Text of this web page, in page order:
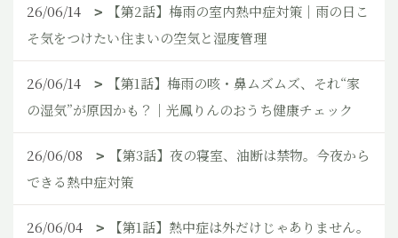
26/06/14
【第2話】梅雨の室内熱中症対策｜雨の日こ
そ気をつけたい住まいの空気と湿度管理
26/06/14
【第1話】梅雨の咳・鼻ムズムズ、それ“家
の湿気”が原因かも？｜光鳳りんのおうち健康チェック
26/06/08
【第3話】夜の寝室、油断は禁物。今夜から
できる熱中症対策
26/06/04
【第1話】熱中症は外だけじゃありません。